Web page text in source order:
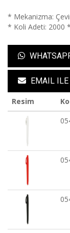
* Mekanizma:
* Koli Adeti: 2000
EMAIL
Resim